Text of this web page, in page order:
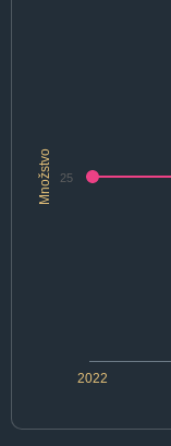
Množstvo
2022
25